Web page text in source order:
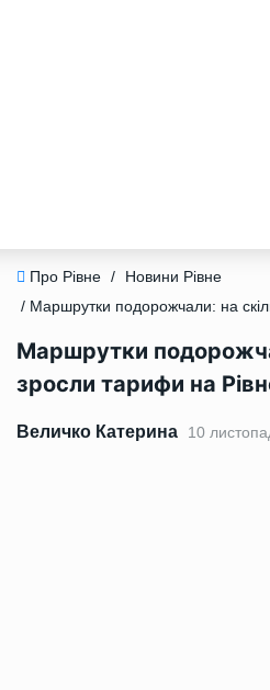
Про Рівне /
Новини Рівне
Маршрутки
зросли тарифи на
Величко Катерина 10